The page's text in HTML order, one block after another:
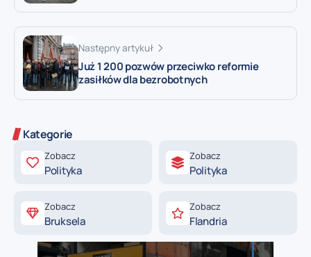
Następny artykuł
Już 1 200 pozwów przeciwko reformie
zasiłków dla bezrobotnych
Kategorie
Zobacz
Polityka
Zobacz
Polityka
Zobacz
Bruksela
Zobacz
Flandria